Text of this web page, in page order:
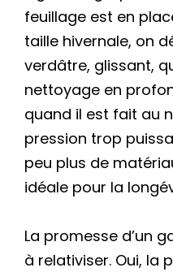
feuillage est en
taille hivernale, on
verdâtre, glissant,
nettoyage en
quand il est fait au
pression trop
peu plus de
idéale pour la
La promesse d’un
à relativiser. Oui, la